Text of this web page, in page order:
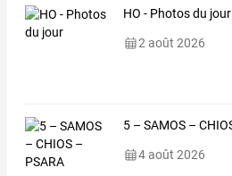
HO - Photos du jour
2 août 2026
5 – SAMOS –
4 août 2026